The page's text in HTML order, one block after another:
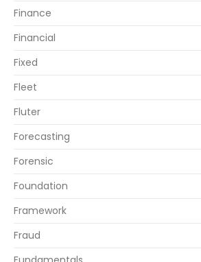
Finance
Financial
Fixed
Fleet
Fluter
Forecasting
Forensic
Foundation
Framework
Fraud